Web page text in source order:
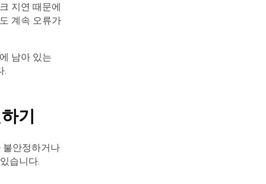
지연 때문에
계속 오류가
남아 있는
.
기
불안정하거나
습니다.